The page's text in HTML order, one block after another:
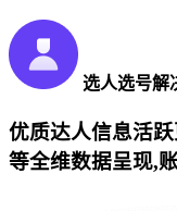
选人选号解
优质达人信息活
等全维数据呈现,